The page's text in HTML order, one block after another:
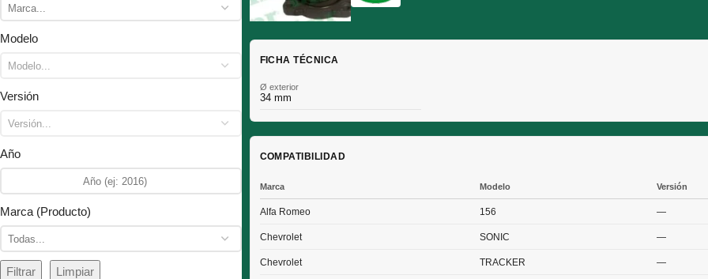
Modelo
Versión
Año
Marca (Producto)
Filtrar Limpiar
FICHA TÉCNICA
Ø exterior
34 mm
COMPATIBILIDAD
Marca Modelo Versión
Alfa Romeo 156 —
Chevrolet SONIC —
Chevrolet TRACKER —